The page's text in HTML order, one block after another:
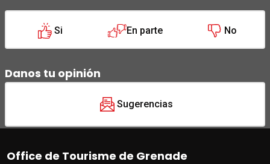
Si En parte No
Danos tu opinión
Sugerencias
Office de Tourisme de Grenade